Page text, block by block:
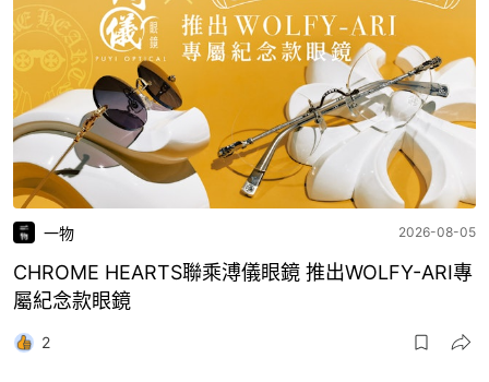
一物 2026-08-05
CHROME HEARTS聯乘溥儀眼鏡 推出WOLFY-ARI專
屬紀念款眼鏡
2